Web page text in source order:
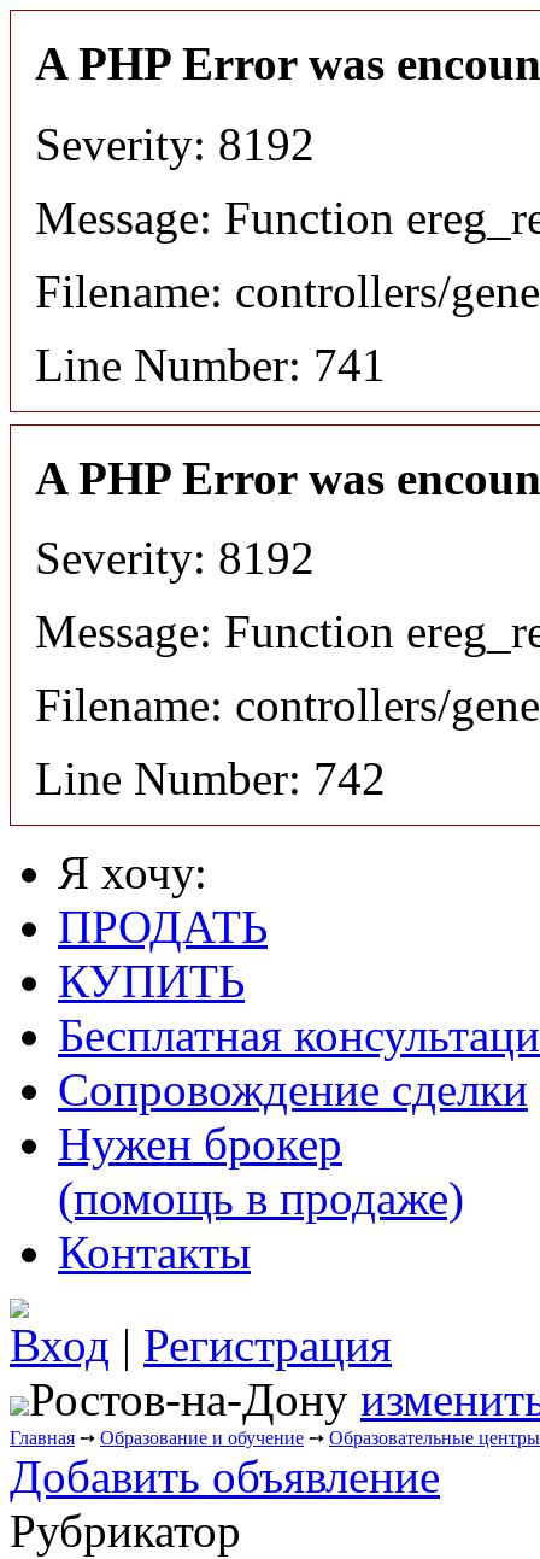
A PHP Error was
Severity: 8192
Message: Function
Filename: controllers/
Line Number: 741
A PHP Error was
Severity: 8192
Message: Function
Filename: controllers/
Line Number: 742
Я хочу:
ПРОДАТЬ
КУПИТЬ
Бесплатная
Сопровождение сделки
Нужен брокер
(помощь в продаже)
Контакты
Вход | Регистрация
Ростов-на-Дону
Главная ➙ Образование и обучение ➙ Образовательные
Добавить объявление
Рубрикатор